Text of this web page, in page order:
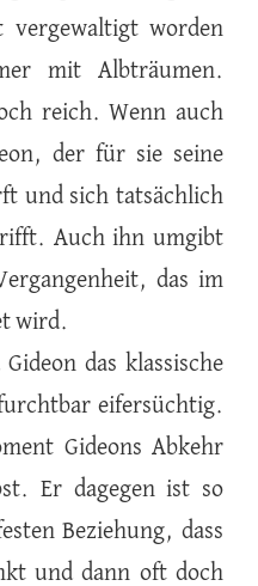
vergewaltigt worden
mit Albträumen.
reich. Wenn auch
der für sie seine
und sich tatsächlich
Auch ihn umgibt
das im
wird.
das klassische
eifersüchtig.
Gideons Abkehr
Er dagegen ist so
Beziehung, dass
und dann oft doch